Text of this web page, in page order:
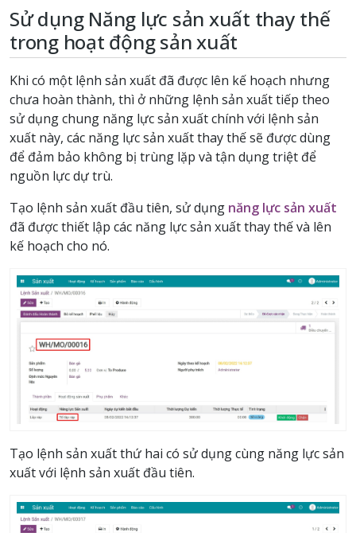
Sử dụng Năng lực sản xuất thay thế
trong hoạt động sản xuất
Khi có một lệnh sản xuất đã được lên kế hoạch nhưng
chưa hoàn thành, thì ở những lệnh sản xuất tiếp theo
sử dụng chung năng lực sản xuất chính với lệnh sản
xuất này, các năng lực sản xuất thay thế sẽ được dùng
để đảm bảo không bị trùng lặp và tận dụng triệt để
nguồn lực dự trù.
Tạo lệnh sản xuất đầu tiên, sử dụng năng lực sản xuất
đã được thiết lập các năng lực sản xuất thay thế và lên
kế hoạch cho nó.
Tạo lệnh sản xuất thứ hai có sử dụng cùng năng lực sản
xuất với lệnh sản xuất đầu tiên.